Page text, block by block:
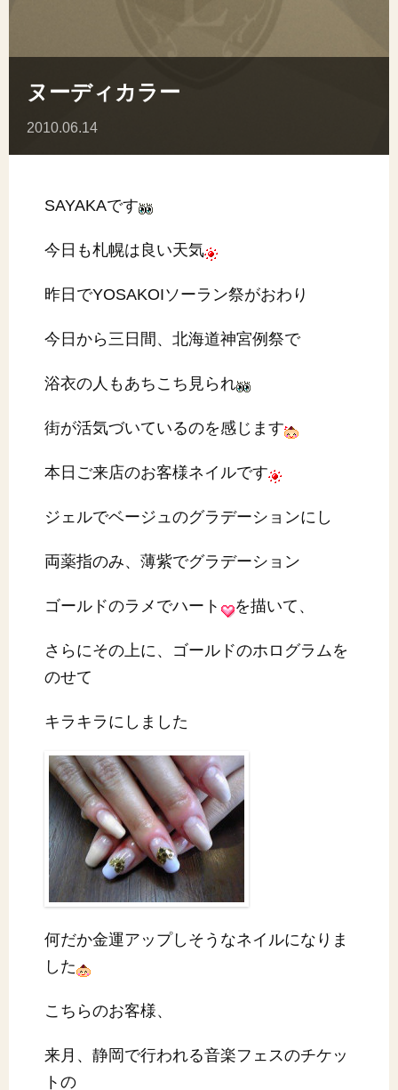
ヌーディカラー
2010.06.14
SAYAKAです
今日も札幌は良い天気
昨日でYOSAKOIソーラン祭がおわり
今日から三日間、北海道神宮例祭で
浴衣の人もあちこち見られ
街が活気づいているのを感じます
本日ご来店のお客様ネイルです
ジェルでベージュのグラデーションにし
両薬指のみ、薄紫でグラデーション
ゴールドのラメでハート を描いて、
さらにその上に、ゴールドのホログラムを
のせて
キラキラにしました
何だか金運アップしそうなネイルになりま
した
こちらのお客様、
来月、静岡で行われる音楽フェスのチケッ
トの